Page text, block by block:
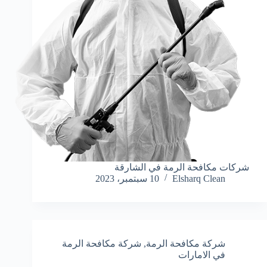
شركات مكافحة الرمة في الشارقة
Elsharq Clean
10 سبتمبر، 2023
شركة مكافحة الرمة, شركة مكافحة الرمة
في الامارات